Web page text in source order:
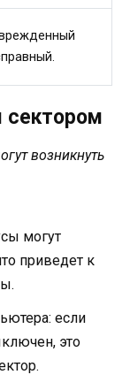
сектором
возникнуть
могут
приведет к
если
это